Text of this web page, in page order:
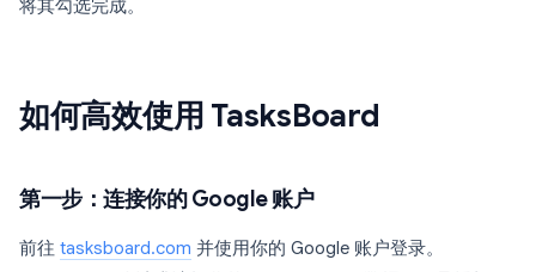
将其勾选完成。
如何高效使用 TasksBoard
第一步：连接你的 Google 账户
前往 tasksboard.com 并使用你的 Google 账户登录。